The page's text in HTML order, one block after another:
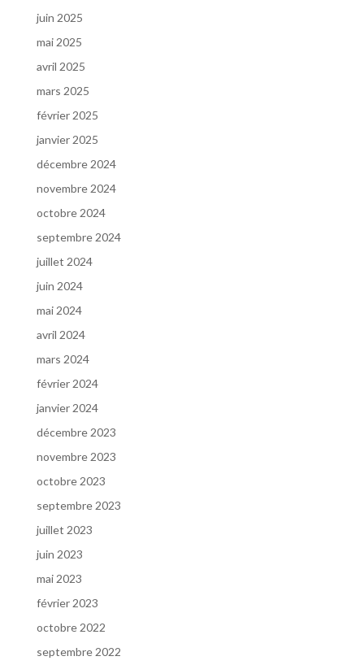
juin 2025
mai 2025
avril 2025
mars 2025
février 2025
janvier 2025
décembre 2024
novembre 2024
octobre 2024
septembre 2024
juillet 2024
juin 2024
mai 2024
avril 2024
mars 2024
février 2024
janvier 2024
décembre 2023
novembre 2023
octobre 2023
septembre 2023
juillet 2023
juin 2023
mai 2023
février 2023
octobre 2022
septembre 2022